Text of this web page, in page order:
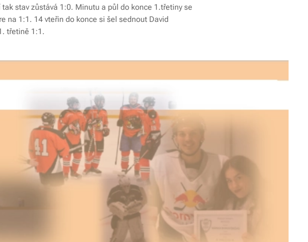
stav zůstává 1:0. Minutu a půl do konce 1.třetiny se
na 1:1. 14 vteřin do konce si šel sednout David
třetině 1:1.